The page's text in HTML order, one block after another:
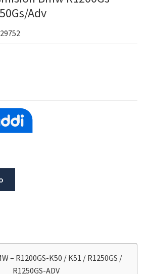
Adv
– R1200GS-K50 / K51 / R1250GS /
R1250GS-ADV